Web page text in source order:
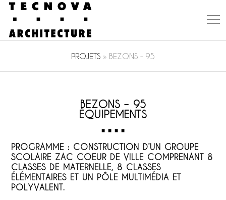
PROJETS » BEZONS – 95
BEZONS – 95
ÉQUIPEMENTS
PROGRAMME : CONSTRUCTION D’UN GROUPE
SCOLAIRE ZAC COEUR DE VILLE COMPRENANT 8
CLASSES DE MATERNELLE, 8 CLASSES
ÉLÉMENTAIRES ET UN PÔLE MULTIMÉDIA ET
POLYVALENT.